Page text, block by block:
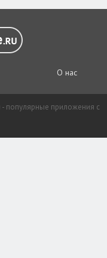
О нас
популярные приложения с